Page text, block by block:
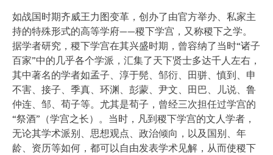
如战国时期齐威王力图变革，创办了由官方举办、私家主
持的特殊形式的高等学府——稷下学宫，又称稷下之学。
据学者研究，稷下学宫在其兴盛时期，曾容纳了当时“诸子
百家”中的几乎各个学派，汇集了天下贤士多达千人左右，
其中著名的学者如孟子、淳于髡、邹衍、田骈、慎到、申
不害、接子、季真、环渊、彭蒙、尹文、田巴、儿说、鲁
仲连、邹、荀子等。尤其是荀子，曾经三次担任过学宫的
“祭酒”（学宫之长）。当时，凡到稷下学宫的文人学者，
无论其学术派别、思想观点、政治倾向，以及国别、年
龄、资历等如何，都可以自由发表学术见解，从而使稷下